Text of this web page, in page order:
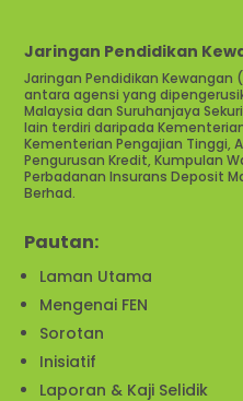
Jaringan Pendidikan
Jaringan Pendidikan
antara agensi yang
Malaysia dan Suruhanjaya
lain terdiri daripada
Kementerian Pengajian Tinggi,
Pengurusan Kredit, Kumpulan
Perbadanan Insurans Deposit
Berhad.
Pautan:
Laman Utama
Mengenai FEN
Sorotan
Inisiatif
Laporan & Kaji Selidik